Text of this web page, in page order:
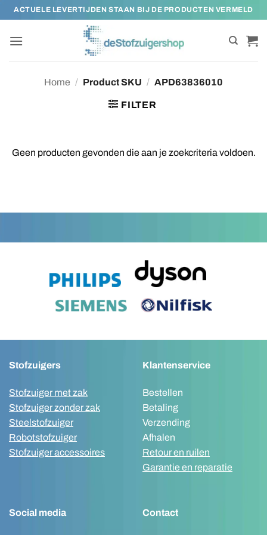
naar
inhoud
ACTUELE LEVERTIJDEN STAAN BIJ DE PRODUCTEN VERMELD
Home / Product SKU / APD63836010
FILTER
Geen producten gevonden die aan je zoekcriteria voldoen.
Stofzuigers
Stofzuiger met zak
Stofzuiger zonder zak
Steelstofzuiger
Robotstofzuiger
Stofzuiger accessoires
Klantenservice
Bestellen
Betaling
Verzending
Afhalen
Retour en ruilen
Garantie en reparatie
Social media Contact